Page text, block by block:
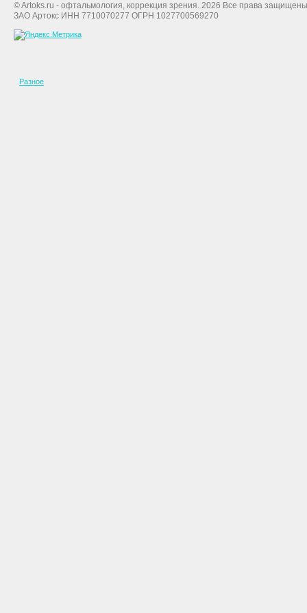
© Artoks.ru - офтальмология, коррекция зрения. 2026 Все права
ЗАО Артокс ИНН 7710070277 ОГРН 1027700569270
Разное